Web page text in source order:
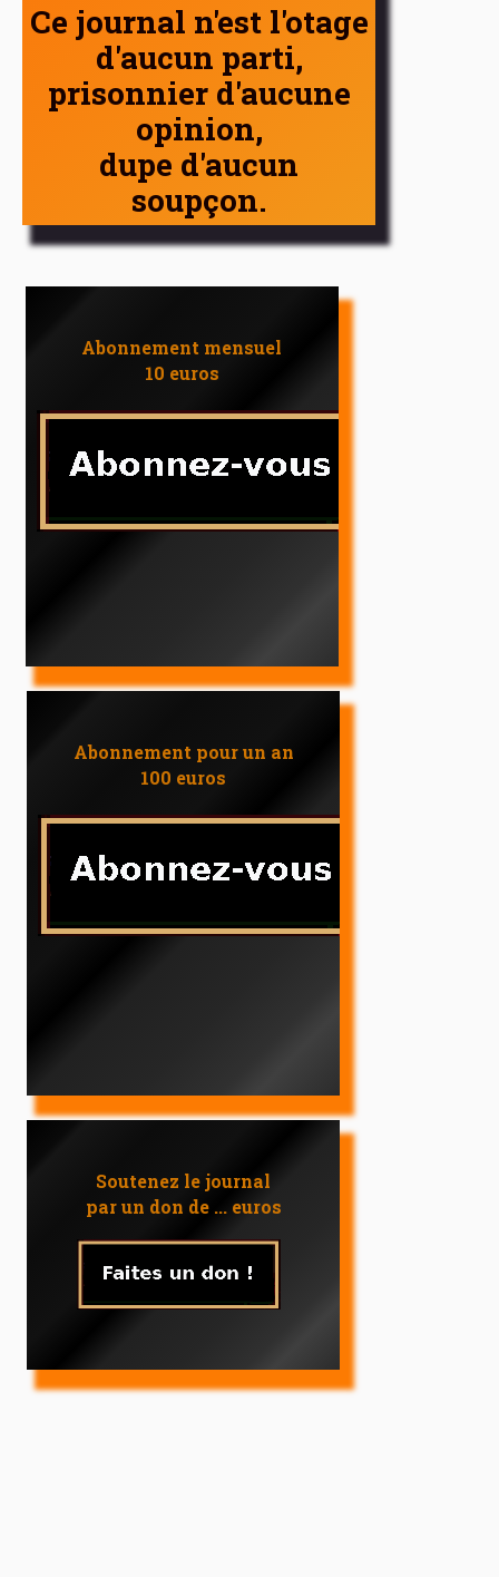
Ce journal n'est l'otage
d'aucun parti,
prisonnier d'aucune
opinion,
dupe d'aucun
soupçon.
Abonnement mensuel
10 euros
Abonnement pour un an
100 euros
Soutenez le journal
par un don de ... euros